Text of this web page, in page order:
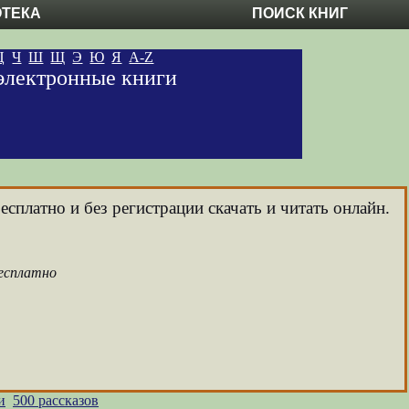
ПОИСК КНИГ
Ч Ш Щ Э Ю Я A-Z
книги
и без регистрации скачать и читать онлайн.
500 рассказов